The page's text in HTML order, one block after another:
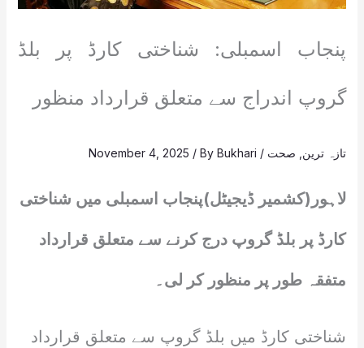
پنجاب اسمبلی: شناختی کارڈ پر بلڈ
گروپ اندراج سے متعلق قرارداد منظور
تازہ ترین صحت /
November 4, 2025 / ByBukhari
لاہور(کشمیر ڈیجیٹل)پنجاب اسمبلی میں شناختی
کارڈ پر بلڈ گروپ درج کرنے سے متعلق قرارداد
متفقہ طور پر منظور کر لی۔
شناختی کارڈ میں بلڈ گروپ سے متعلق قرارداد